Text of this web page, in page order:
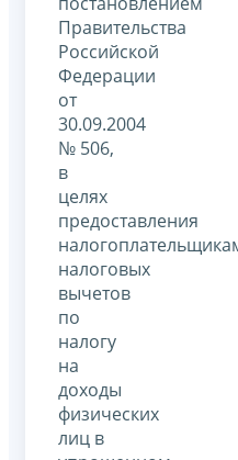
Правительства
Российской
Федерации
от
30.09.2004
№ 506,
в
целях
предоставления
налоговых
вычетов
по
налогу
на
доходы
физических
лиц в